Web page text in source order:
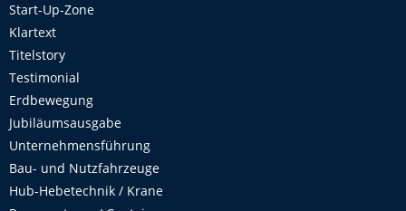
Start-Up-Zone
Klartext
Titelstory
Testimonial
Erdbewegung
Jubiläumsausgabe
Unternehmensführung
Bau- und Nutzfahrzeuge
Hub-Hebetechnik / Krane